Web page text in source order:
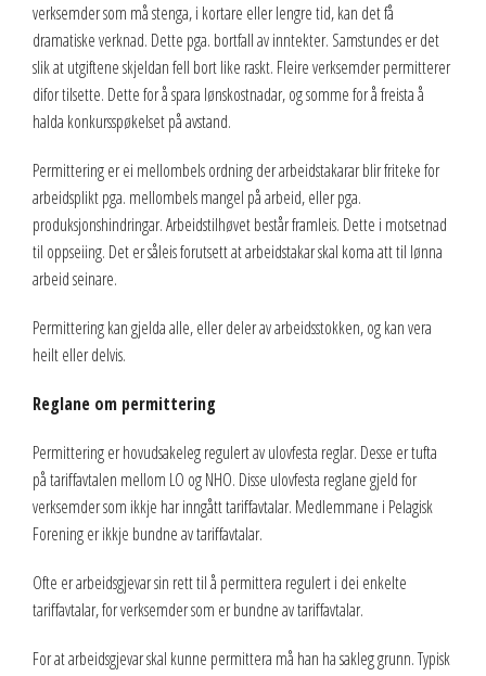
verksemder som må stenga, i kortare eller lengre tid, kan det få
dramatiske verknad. Dette pga. bortfall av inntekter. Samstundes er det
slik at utgiftene skjeldan fell bort like raskt. Fleire verksemder permitterer
difor tilsette. Dette for å spara lønskostnadar, og somme for å freista å
halda konkursspøkelset på avstand.
Permittering er ei mellombels ordning der arbeidstakarar blir friteke for
arbeidsplikt pga. mellombels mangel på arbeid, eller pga.
produksjonshindringar. Arbeidstilhøvet består framleis. Dette i motsetnad
til oppseiing. Det er såleis forutsett at arbeidstakar skal koma att til lønna
arbeid seinare.
Permittering kan gjelda alle, eller deler av arbeidsstokken, og kan vera
heilt eller delvis.
Reglane om permittering
Permittering er hovudsakeleg regulert av ulovfesta reglar. Desse er tufta
på tariffavtalen mellom LO og NHO. Disse ulovfesta reglane gjeld for
verksemder som ikkje har inngått tariffavtalar. Medlemmane i Pelagisk
Forening er ikkje bundne av tariffavtalar.
Ofte er arbeidsgjevar sin rett til å permittera regulert i dei enkelte
tariffavtalar, for verksemder som er bundne av tariffavtalar.
For at arbeidsgjevar skal kunne permittera må han ha sakleg grunn. Typisk